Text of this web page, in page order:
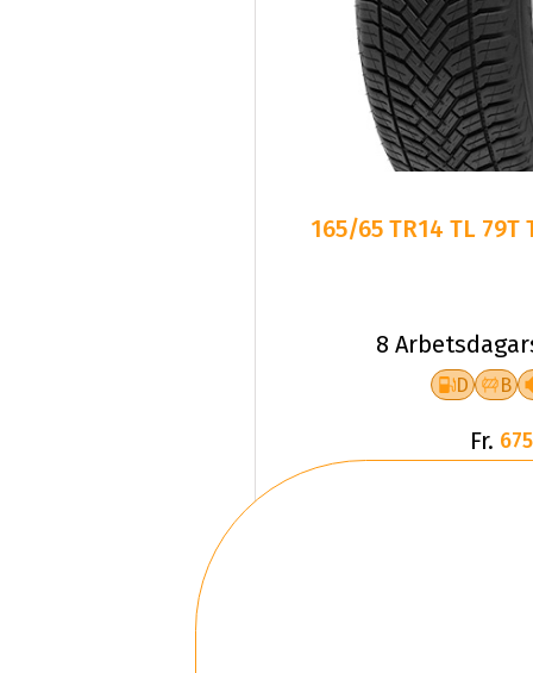
165/65 TR14 TL 79T
8
D B
Fr.